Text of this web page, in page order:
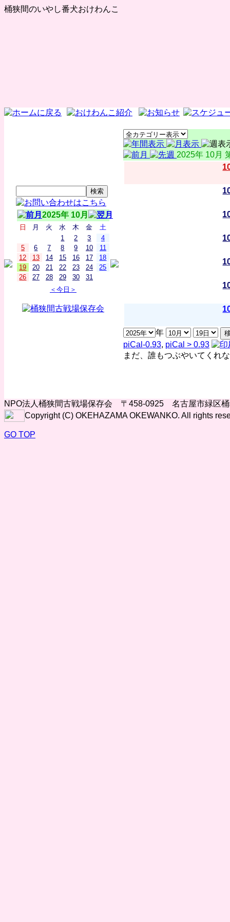
桶狭間のいやし番犬おけわんこ
2025年 10月
日 月 火 水 木 金
土
1
2 3
4
5
6 7 8 9 10
11
12
13 14 15 16 17
18
19
20 21 22 23 24
25
26
27 28 29 30
31
＜今日＞
2025年 10月
年
piCal-0.93, piCal > 0.93
まだ、誰もつぶやいてくれ
NPO法人桶狭間古戦場保存会 〒458-0925 名古屋市緑区桶
Copyright (C) OKEHAZAMA OKEWANKO. All rights
GO TOP